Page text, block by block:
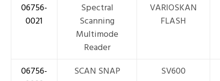
06756-
0021
Spectral
Scanning
Multimode
Reader
VARIOSKAN
FLASH
06756-
SCAN SNAP SV600